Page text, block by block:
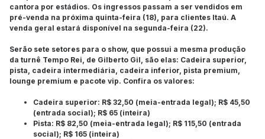
cantora por estádios. Os ingressos passam a ser vendidos em
pré-venda na próxima quinta-feira (18), para clientes Itaú. A
venda geral estará disponível na segunda-feira (22).
Serão sete setores para o show, que possui a mesma produção
da turnê Tempo Rei, de Gilberto Gil, são elas: Cadeira superior,
pista, cadeira intermediária, cadeira inferior, pista premium,
lounge premium e pacote vip. Confira os valores:
Cadeira superior: R$ 32,50 (meia-entrada legal); R$ 45,50
(entrada social); R$ 65 (inteira)
Pista: R$ 82,50 (meia-entrada legal); R$ 115,50 (entrada
social); R$ 165 (inteira)